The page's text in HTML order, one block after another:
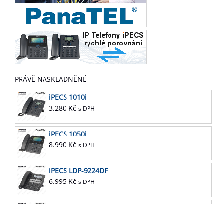
PRÁVĚ NASKLADNĚNÉ
iPECS 1010i
3.280 Kč s DPH
iPECS 1050i
8.990 Kč s DPH
iPECS LDP-9224DF
6.995 Kč s DPH